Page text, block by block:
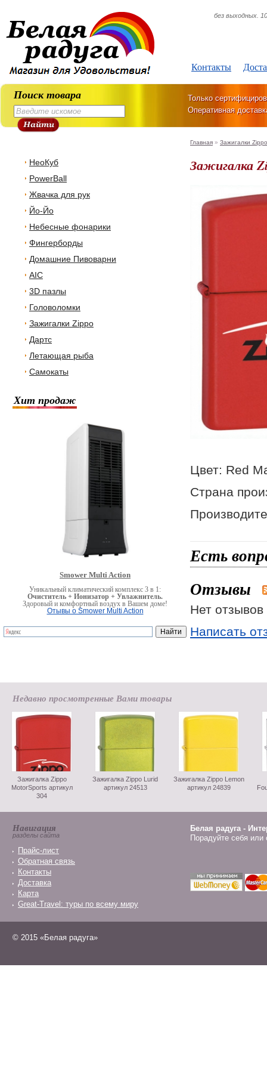
Контакты
без выходных.
Поиск товара
Только
Оперативная
НеоКуб
PowerBall
Жвачка для рук
Йо-Йо
Небесные фонарики
Фингерборды
Домашние Пивоварни
AIC
3D пазлы
Головоломки
Зажигалки Zippo
Дартс
Летающая рыба
Самокаты
Хит продаж
Smower Multi Action
Уникальный климатический комплекс 3 в 1:
Очиститель + Ионизатор + Увлажнитель.
Здоровый и комфортный воздух в Вашем доме!
Отывы о Smower Multi Action
Главная » Зажигалки Zippo
Зажигалка
Цвет: Red
Страна
Есть
Отзывы
Нет отзывов
Написать
Недавно просмотренные Вами товары
Зажигалка Zippo
MotorSports артикул
304
Зажигалка Zippo Lurid
артикул 24513
Зажигалка Zippo Lemon
артикул 24839
Навигация
разделы сайта
Прайс-лист
Обратная связь
Контакты
Доставка
Карта
Great-Travel: туры по всему миру
Белая радуга -
Порадуйте себя
© 2015 «Белая радуга»